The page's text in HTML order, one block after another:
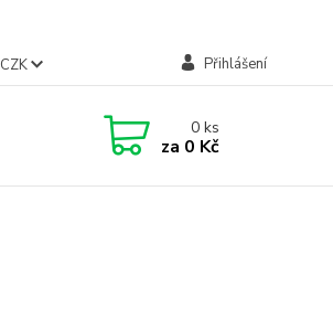
CZK Přihlášení
0ks
za 0 Kč